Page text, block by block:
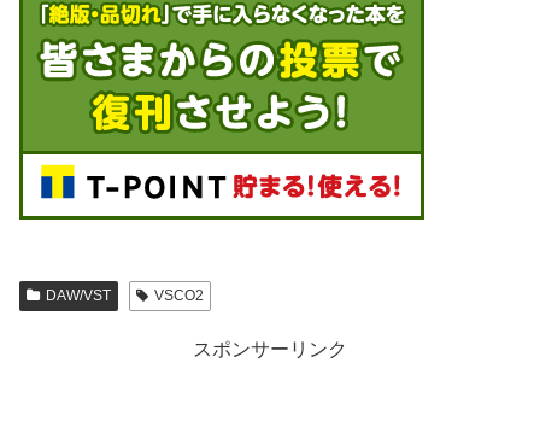
DAW/VST VSCO2
スポンサーリンク